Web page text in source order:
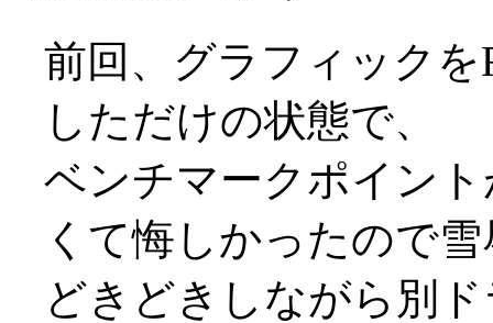
前回、グラフィック
しただけの状態で、
ベンチマークポイン
くて悔しかったので
どきどきしながら別